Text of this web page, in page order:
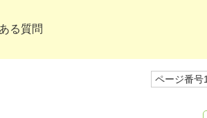
る質問
ページ番号